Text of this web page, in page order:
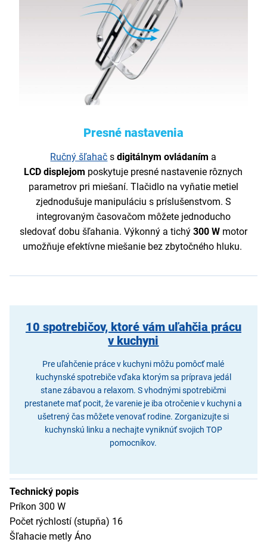
Presné nastavenia
Ručný šľahač sdigitálnym ovládaním a
LCD displejom poskytuje presné nastavenie rôznych
parametrov pri miešaní. Tlačidlo na vyňatie metiel
zjednodušuje manipuláciu s príslušenstvom. S
integrovaným časovačom môžete jednoducho
sledovať dobu šľahania. Výkonný a tichý300 Wmotor
umožňuje efektívne miešanie bez zbytočného hluku.
10 spotrebičov, ktoré vám uľahčia prácu
v kuchyni
Pre uľahčenie práce v kuchyni môžu pomôcť malé
kuchynské spotrebiče vďaka ktorým sa príprava jedál
stane zábavou a relaxom. S vhodnými spotrebičmi
prestanete mať pocit, že varenie je iba otročenie v kuchyni a
ušetrený čas môžete venovať rodine. Zorganizujte si
kuchynskú linku a nechajte vyniknúť svojich TOP
pomocníkov.
Technický popis
Príkon 300 W
Počet rýchlostí (stupňa) 16
Šľahacie metly Áno